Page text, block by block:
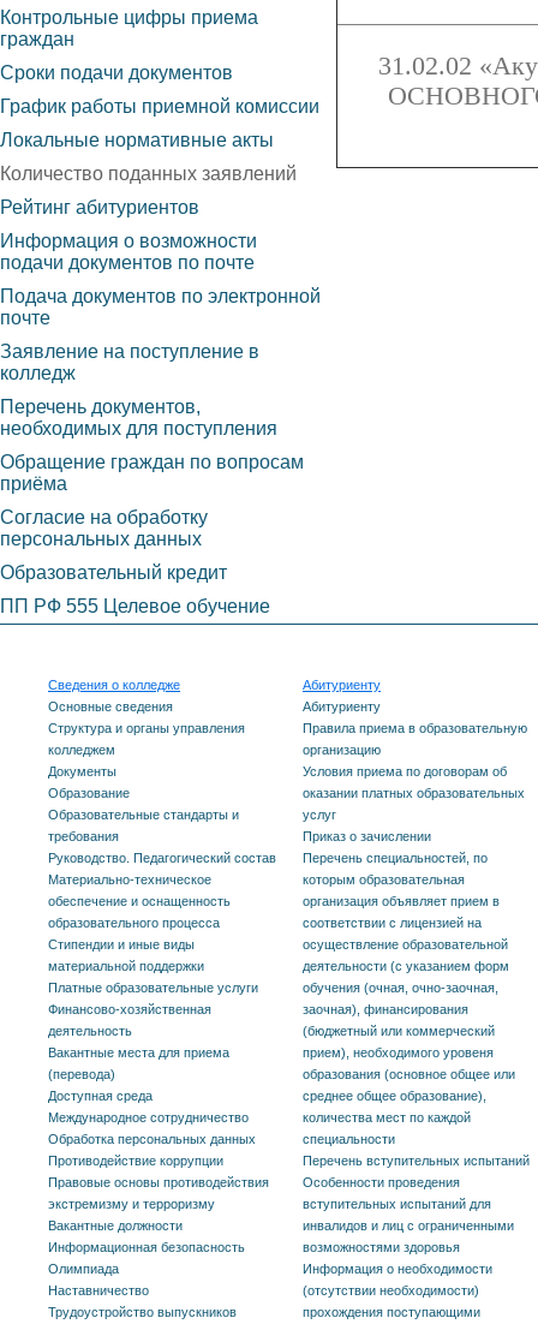
31.02.02
ОСНОВНОГО
Контрольные цифры приема
граждан
Сроки подачи документов
График работы приемной комиссии
Локальные нормативные акты
Количество поданных заявлений
Рейтинг абитуриентов
Информация о возможности
подачи документов по почте
Подача документов по электронной
почте
Заявление на поступление в
колледж
Перечень документов,
необходимых для поступления
Обращение граждан по вопросам
приёма
Согласие на обработку
персональных данных
Образовательный кредит
ПП РФ 555 Целевое обучение
Сведения о колледже
Основные сведения
Структура и органы управления
колледжем
Документы
Образование
Образовательные стандарты и
требования
Руководство. Педагогический состав
Материально-техническое
обеспечение и оснащенность
образовательного процесса
Стипендии и иные виды
материальной поддержки
Платные образовательные услуги
Финансово-хозяйственная
деятельность
Вакантные места для приема
(перевода)
Доступная среда
Международное сотрудничество
Обработка персональных данных
Противодействие коррупции
Правовые основы противодействия
экстремизму и терроризму
Вакантные должности
Информационная безопасность
Олимпиада
Наставничество
Трудоустройство выпускников
Абитуриенту
Абитуриенту
Правила приема в образовательную
организацию
Условия приема по договорам об
оказании платных образовательных
услуг
Приказ о зачислении
Перечень специальностей, по
которым образовательная
организация объявляет прием в
соответствии с лицензией на
осуществление образовательной
деятельности (с указанием форм
обучения (очная, очно-заочная,
заочная), финансирования
(бюджетный или коммерческий
прием), необходимого уровеня
образования (основное общее или
среднее общее образование),
количества мест по каждой
специальности
Перечень вступительных испытаний
Особенности проведения
вступительных испытаний для
инвалидов и лиц с ограниченными
возможностями здоровья
Информация о необходимости
(отсутствии необходимости)
прохождения поступающими